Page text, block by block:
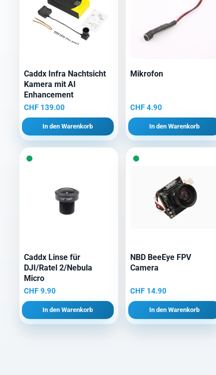
Caddx Infra Nachtsicht
Kamera mit AI
Enhancement
CHF139.00
In den Warenkorb
Mikrofon
CHF 4.90
In den Warenkorb
Caddx Linse für
DJI/Ratel 2/Nebula
Micro
CHF9.90
In den Warenkorb
NBD BeeEye FPV
Camera
CHF 14.90
In den Warenkorb